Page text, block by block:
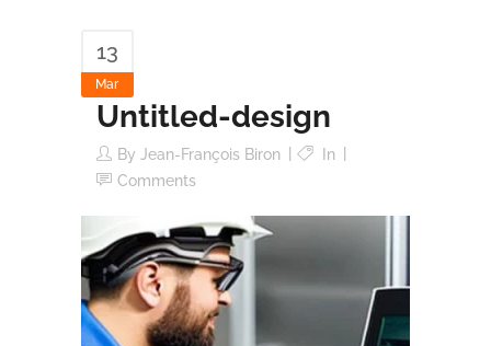
13
Mar
Untitled-design
By Jean-François Biron
In
Comments